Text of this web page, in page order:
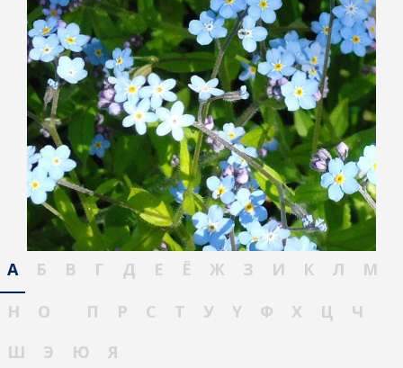
А Б В Г Д Е Ё Ж З И К Л
М
Н
О П Р С Т У Ү Ф Х Ц
Ч
Ш
Э Ю Я